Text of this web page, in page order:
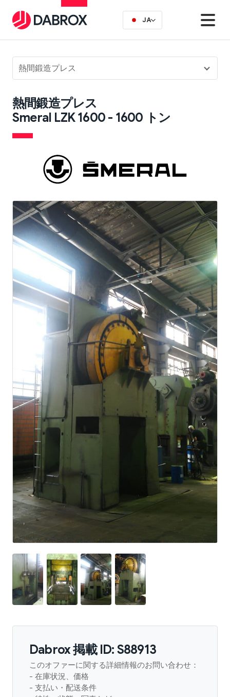
熱間鍛造プレス
熱間鍛造プレス
Smeral LZK 1600 - 1600 トン
Dabrox 掲載 ID: S88913
このオファーに関する詳細情報のお問い合わせ：
- 在庫状況、価格
- 支払い・配送条件